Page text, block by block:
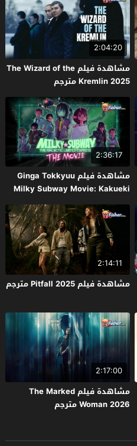
2:04:20
مشاهدة فيلم The Wizard of the
Kremlin 2025 مترجم
2:36:17
مشاهدة فيلم Ginga Tokkyuu
Milky Subway Movie: Kakueki
Teisha Gekijou Yuki 2026 مترجم
2:14:11
مشاهدة فيلم Pitfall 2025 مترجم
2:17:00
مشاهدة فيلم The Marked
Woman 2026 مترجم